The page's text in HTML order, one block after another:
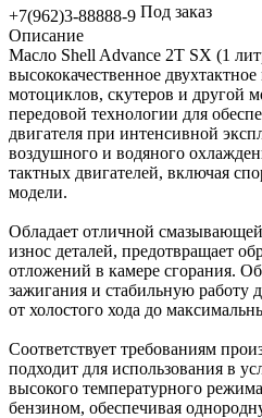
+7(962)3-88888-9 Под заказ
Описание
Масло Shell Advance 2T SX (1
высококачественное
мотоциклов, скутеров и другой
передовой технологии для
двигателя при интенсивной
воздушного и водяного
тактных двигателей, включая
модели.
Обладает отличной
износ деталей, предотвращает
отложений в камере сгорания.
зажигания и стабильную работу
от холостого хода до
Соответствует требованиям
подходит для использования в
высокого температурного
бензином, обеспечивая